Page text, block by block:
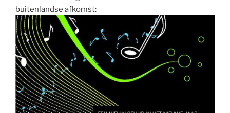
buitenlandse afkomst: